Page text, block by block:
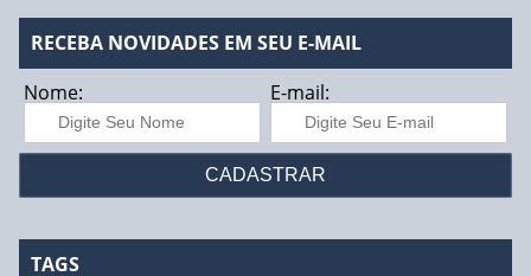
RECEBA NOVIDADES EM SEU E-MAIL
Nome:
E-mail:
TAGS